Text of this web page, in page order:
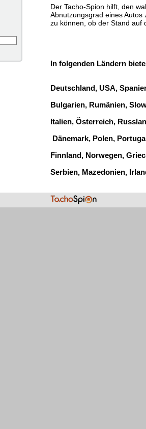
Der Tacho-Spion hilft, den
Abnutzungsgrad eines
zu können, ob der Stand auf
In folgenden Ländern
Deutschland, USA,
Bulgarien, Rumänien,
Italien, Österreich,
Dänemark, Polen,
Finnland, Norwegen,
Serbien, Mazedonien,